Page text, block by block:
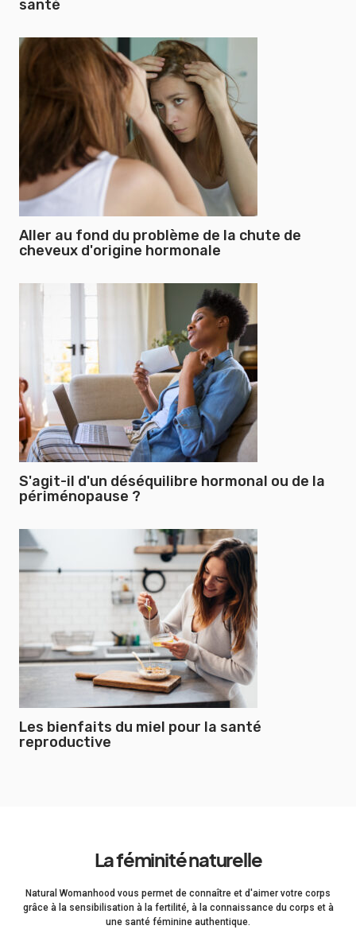
santé
Aller au fond du problème de la chute de
cheveux d'origine hormonale
S'agit-il d'un déséquilibre hormonal ou de la
périménopause ?
Les bienfaits du miel pour la santé
reproductive
La féminité naturelle
Natural Womanhood vous permet de connaître et d'aimer votre corps
grâce à la sensibilisation à la fertilité, à la connaissance du corps et à
une santé féminine authentique.